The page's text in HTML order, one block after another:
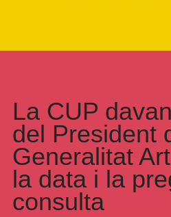
La CUP
del President
Generalitat
la data i la
consulta